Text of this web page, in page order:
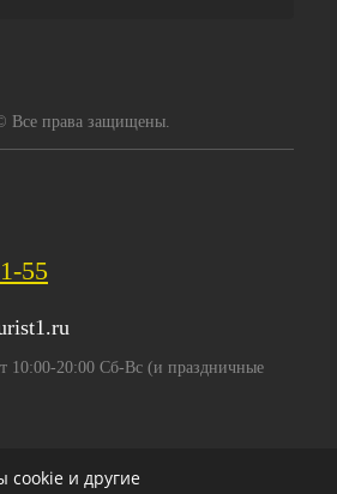
Все права защищены.
55
10:00-20:00 Сб-Вс (и праздничные
и другие